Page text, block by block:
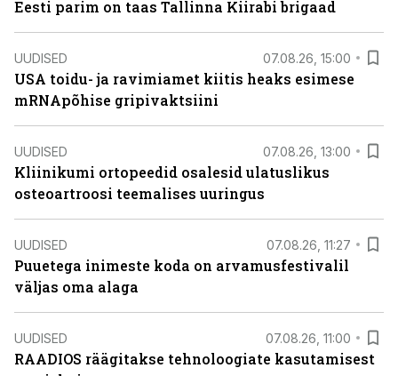
Eesti parim on taas Tallinna Kiirabi brigaad
UUDISED 07.08.26, 15:00
USA toidu- ja ravimiamet kiitis heaks esimese
mRNApõhise gripivaktsiini
UUDISED 07.08.26, 13:00
Kliinikumi ortopeedid osalesid ulatuslikus
osteoartroosi teemalises uuringus
UUDISED 07.08.26, 11:27
Puuetega inimeste koda on arvamusfestivalil
väljas oma alaga
UUDISED 07.08.26, 11:00
RAADIOS räägitakse tehnoloogiate kasutamisest